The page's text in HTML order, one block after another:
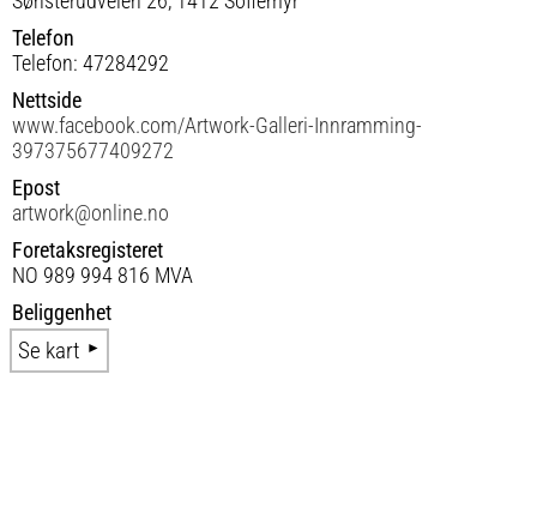
Telefon
Telefon: 47284292
Nettside
www.facebook.com/Artwork-Galleri-Innramming-
397375677409272
Epost
artwork@online.no
Foretaksregisteret
NO 989 994 816 MVA
Beliggenhet
Se kart